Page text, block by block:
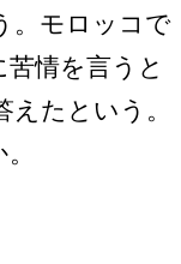
。モロッコで
情を言うと
えたという。